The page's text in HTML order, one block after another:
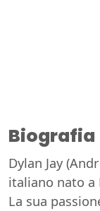
Biografia
Dylan Jay
italiano nato a
La sua